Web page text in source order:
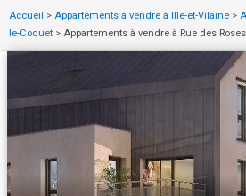
Accueil > Appartements à vendre à Ille-et-Vilaine >
le-Coquet > Appartements à vendre à Rue des